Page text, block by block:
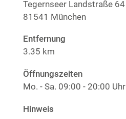
Tegernseer Landstraße 64
81541 München
Entfernung
3.35 km
Öffnungszeiten
Mo. - Sa. 09:00 - 20:00 Uhr
Hinweis